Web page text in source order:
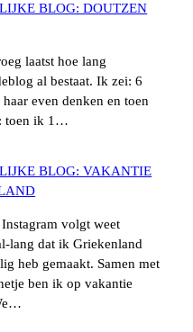
BLOG: DOUTZEN
laatst hoe lang
al bestaat. Ik zei: 6
even denken en toen
toen ik 1…
BLOG: VAKANTIE
volgt weet
lang dat ik Griekenland
heb gemaakt. Samen met
ben ik op vakantie